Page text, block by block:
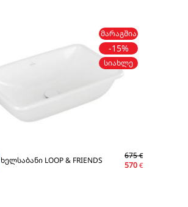
ᲛᲐᲠᲐᲒᲨᲘᲐ
-15%
ᲡᲘᲐᲮᲚᲔ
ხელსაბანი LOOP & FRIENDS 675€
570 €